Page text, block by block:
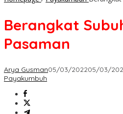
Berangkat
Pasaman
Arya Gusman05/03/202205/03/
Payakumbuh